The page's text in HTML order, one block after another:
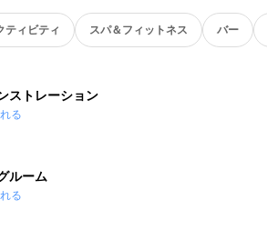
ティビティ スパ＆フィットネス バー
ストレーション
る
ルーム
る